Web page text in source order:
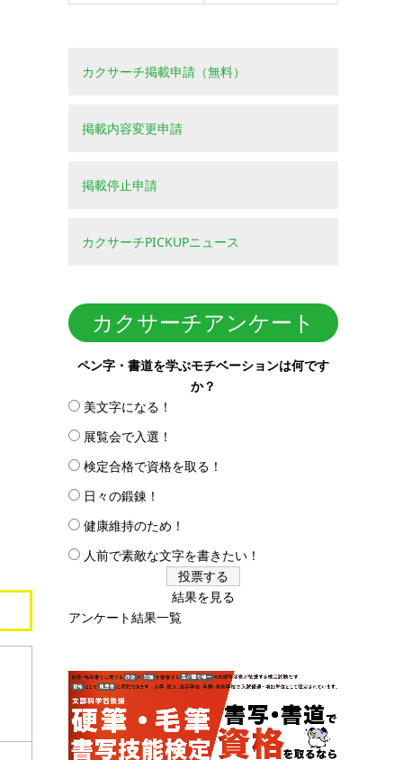
カクサーチ掲載申請（無料）
掲載内容変更申請
掲載停止申請
カクサーチPICKUPニュース
カクサーチアンケート
ペン字・書道を学ぶモチベーションは何です
か？
美文字になる！
展覧会で入選！
検定合格で資格を取る！
日々の鍛錬！
健康維持のため！
人前で素敵な文字を書きたい！
結果を見る
アンケート結果一覧